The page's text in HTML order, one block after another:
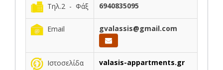
Τηλ.2 - Φάξ 6940835095
Email gvalassis@gmail.com
Ιστοσελίδα valasis-appartments.gr